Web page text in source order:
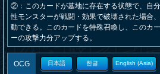
②：このカードが墓地に存在する状態で、自
性モンスターが戦闘・効果で破壊された場合
動できる。このカードを特殊召喚し、このカ
ーの攻撃力分アップする。
OCG 日本語 한글 English (Asia)